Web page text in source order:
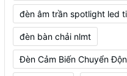
đèn âm trần spotlight led
đèn bàn chải nlmt
Đèn Cảm Biến Chuyển